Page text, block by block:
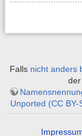
Falls nicht anders
Unported (CC